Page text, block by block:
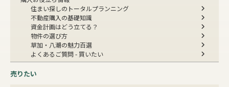
住まい探しのトータルプランニング
不動産購入の基礎知識
資金計画はどう立てる？
物件の選び方
草加・八潮の魅力百選
よくあるご質問 - 買いたい
売りたい